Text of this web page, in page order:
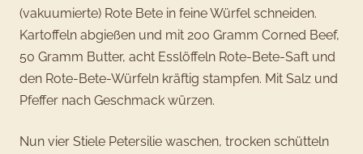
(vakuumierte) Rote Bete in feine Würfel schneiden.
Kartoffeln abgießen und mit 200 Gramm Corned Beef,
50 Gramm Butter, acht Esslöffeln Rote-Bete-Saft und
den Rote-Bete-Würfeln kräftig stampfen. Mit Salz und
Pfeffer nach Geschmack würzen.
Nun vier Stiele Petersilie waschen, trocken schütteln